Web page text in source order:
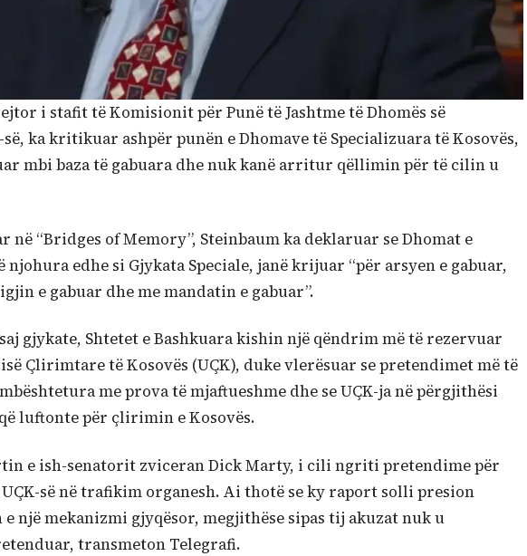
i stafit të Komisionit për Punë të Jashtme të Dhomës së
së, ka kritikuar ashpër punën e Dhomave të Specializuara të Kosovës,
mbi baza të gabuara dhe nuk kanë arritur qëllimin për të cilin u
“Bridges of Memory”, Steinbaum ka deklaruar se Dhomat e
njohura edhe si Gjykata Speciale, janë krijuar “për arsyen e gabuar,
e gabuar dhe me mandatin e gabuar”.
gjykate, Shtetet e Bashkuara kishin një qëndrim më të rezervuar
Çlirimtare të Kosovës (UÇK), duke vlerësuar se pretendimet më të
me prova të mjaftueshme dhe se UÇK-ja në përgjithësi
luftonte për çlirimin e Kosovës.
e ish-senatorit zviceran Dick Marty, i cili ngriti pretendime për
së në trafikim organesh. Ai thotë se ky raport solli presion
një mekanizmi gjyqësor, megjithëse sipas tij akuzat nuk u
transmeton Telegrafi.